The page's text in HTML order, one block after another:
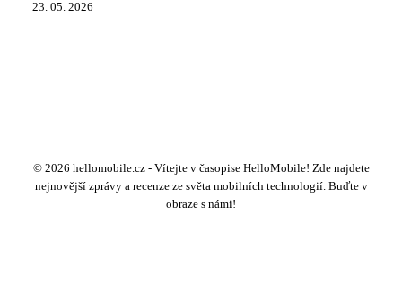
23. 05. 2026
© 2026 hellomobile.cz - Vítejte v časopise HelloMobile! Zde najdete
nejnovější zprávy a recenze ze světa mobilních technologií. Buďte v
obraze s námi!